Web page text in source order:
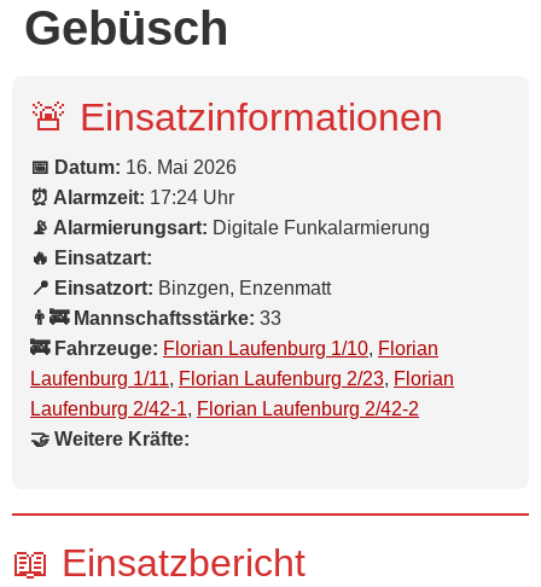
Gebüsch
🚨 Einsatzinformationen
📅 Datum: 16. Mai 2026
⏰ Alarmzeit: 17:24 Uhr
📡 Alarmierungsart: Digitale Funkalarmierung
🔥 Einsatzart:
📍 Einsatzort: Binzgen, Enzenmatt
👨‍🚒 Mannschaftsstärke: 33
🚒 Fahrzeuge: Florian Laufenburg 1/10, Florian
Laufenburg 1/11, Florian Laufenburg 2/23, Florian
Laufenburg 2/42-1, Florian Laufenburg 2/42-2
🤝 Weitere Kräfte:
📖 Einsatzbericht